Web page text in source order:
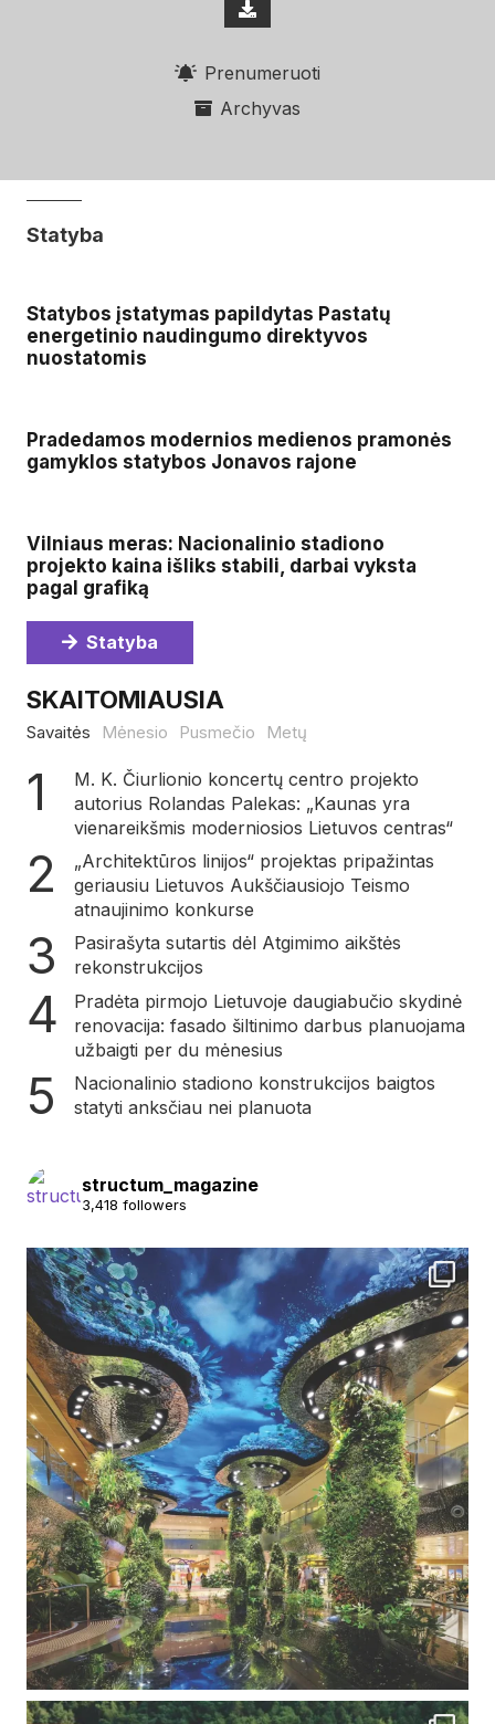
Prenumeruoti
Archyvas
Statyba
Statybos įstatymas papildytas Pastatų
energetinio naudingumo direktyvos
nuostatomis
Pradedamos modernios medienos pramonės
gamyklos statybos Jonavos rajone
Vilniaus meras: Nacionalinio stadiono
projekto kaina išliks stabili, darbai vyksta
pagal grafiką
Statyba
SKAITOMIAUSIA
Savaitės Mėnesio Pusmečio Metų
M. K. Čiurlionio koncertų centro projekto
autorius Rolandas Palekas: „Kaunas yra
vienareikšmis moderniosios Lietuvos centras“
„Architektūros linijos“ projektas pripažintas
geriausiu Lietuvos Aukščiausiojo Teismo
atnaujinimo konkurse
Pasirašyta sutartis dėl Atgimimo aikštės
rekonstrukcijos
Pradėta pirmojo Lietuvoje daugiabučio skydinė
renovacija: fasado šiltinimo darbus planuojama
užbaigti per du mėnesius
Nacionalinio stadiono konstrukcijos baigtos
statyti anksčiau nei planuota
structum_magazine
3,418 followers